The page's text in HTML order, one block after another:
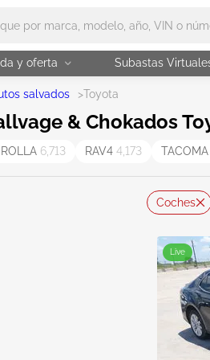
y oferta Subastas
salvados >Toyota
& Chokados
6,713 RAV4 4,173
Coches
Live